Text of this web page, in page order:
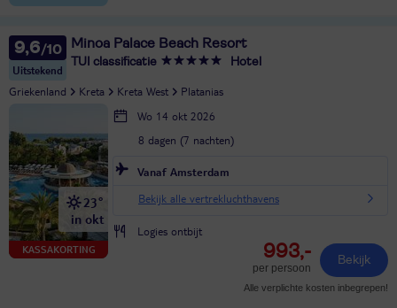
9,6
Uitstekend
Minoa Palace Beach Resort
TUI classificatie Hotel
Griekenland Kreta Kreta West Platanias
KASSAKORTING
23°
in okt
Wo 14 okt 2026
8 dagen (7 nachten)
Vanaf Amsterdam
Bekijk alle vertrekluchthavens
Logies ontbijt
993,-
per persoon
Bekijk
Alle verplichte kosten inbegrepen!